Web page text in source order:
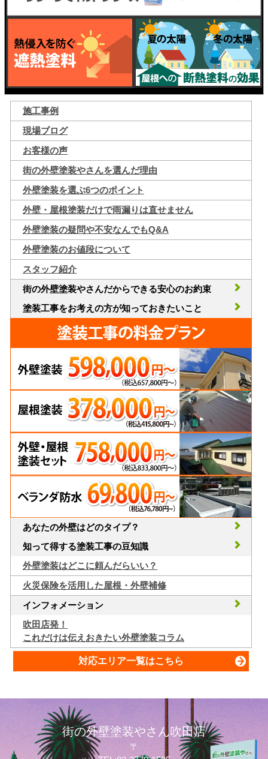
施工事例
現場ブログ
お客様の声
街の外壁塗装やさんを選んだ理由
外壁塗装を選ぶ6つのポイント
外壁・屋根塗装だけで雨漏りは直せません
外壁塗装の疑問や不安なんでもQ&A
外壁塗装のお値段について
スタッフ紹介
街の外壁塗装やさんだからできる安心のお約束
塗装工事をお考えの方が知っておきたいこと
あなたの外壁はどのタイプ？
知って得する塗装工事の豆知識
外壁塗装はどこに頼んだらいい？
火災保険を活用した屋根・外壁補修
インフォメーション
吹田店発！
これだけは伝えおきたい外壁塗装コラム
対応エリア一覧はこちら
街の外壁塗装やさん吹田店
〒